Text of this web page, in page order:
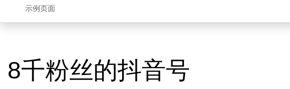
示例页面
8千粉丝的抖音号